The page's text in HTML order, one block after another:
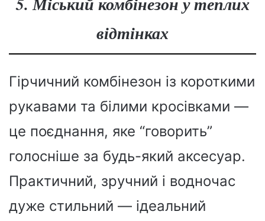
відтінках
Гірчичний комбінезон із короткими
рукавами та білими кросівками —
це поєднання, яке “говорить”
голосніше за будь-який аксесуар.
Практичний, зручний і водночас
дуже стильний — ідеальний